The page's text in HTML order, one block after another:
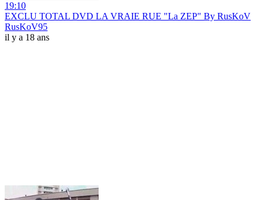
19:10
EXCLU TOTAL DVD LA VRAIE RUE "La ZEP" By RusKoV
RusKoV95
il y a 18 ans